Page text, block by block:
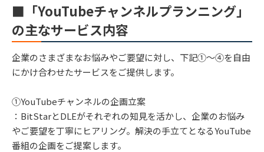
■「YouTubeチャンネルプランニング」
の主なサービス内容
企業のさまざまなお悩みやご要望に対し、下記①〜④を自由
にかけ合わせたサービスをご提供します。
①YouTubeチャンネルの企画立案
：BitStarとDLEがそれぞれの知見を活かし、企業のお悩み
やご要望を丁寧にヒアリング。解決の手立てとなるYouTube
番組の企画をご提案します。